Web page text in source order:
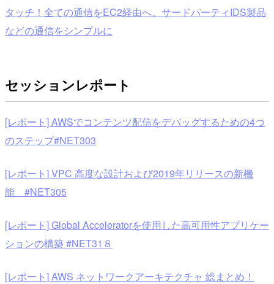
タッチ！全ての通信をEC2経由へ。サードパーティIDS製品
などの通信をシンプルに
セッションレポート
[レポート] AWSでコンテンツ配信をデバッグするための4つ
のステップ#NET303
[レポート] VPC 高度な設計および2019年リリースの新機
能 #NET305
[レポート] Global Acceleratorを使用した高可用性アプリケー
ションの構築 #NET31８
[レポート] AWS ネットワークアーキテクチャ 総まとめ！